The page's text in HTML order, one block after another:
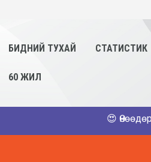
БИДНИЙ ТУХАЙ СТАТИСТИК
60 ЖИЛ
😍 Өнөөдөр